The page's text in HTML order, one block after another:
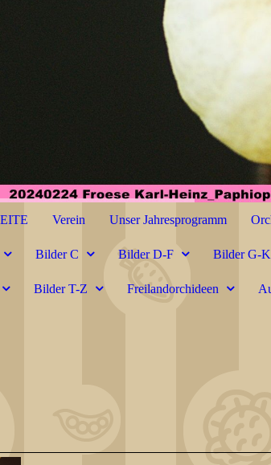
Verein Unser Jahresprogramm
Bilder C Bilder D-F Bilder G-K
Bilder T-Z Freilandorchideen